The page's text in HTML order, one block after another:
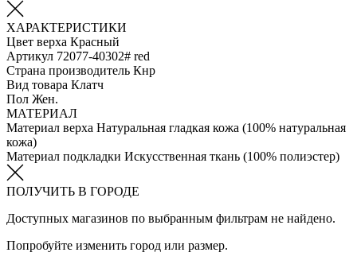
ХАРАКТЕРИСТИКИ
Цвет верха Красный
Артикул 72077-40302# red
Страна производитель Кнр
Вид товара Клатч
Пол Жен.
МАТЕРИАЛ
Материал верха Натуральная гладкая кожа (100% натуральная
кожа)
Материал подкладки Искуcственная ткань (100% полиэстер)
ПОЛУЧИТЬ В ГОРОДЕ
Доступных магазинов по выбранным фильтрам не найдено.
Попробуйте изменить город или размер.